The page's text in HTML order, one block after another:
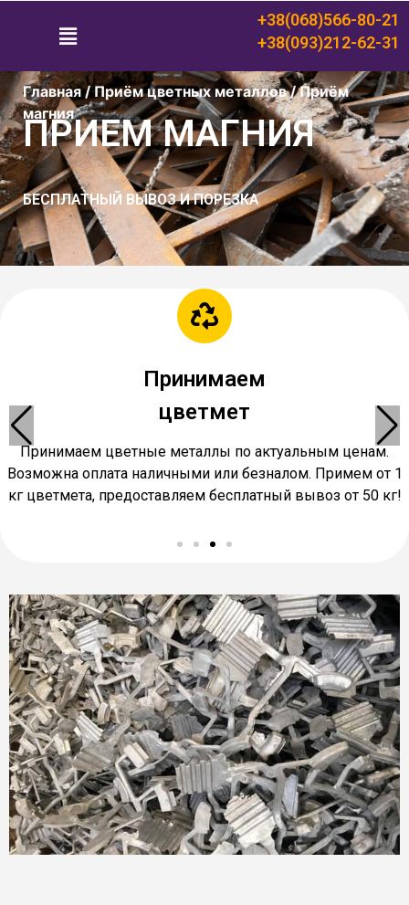
+38(068)566-80-21
+38(093)212-62-31
Главная/Приём цветных металлов/Приём
магния
ПРИЕМ МАГНИЯ
БЕСПЛАТНЫЙ ВЫВОЗ И ПОРЕЗКА
Самовывоз
металлолома
Осуществляем вывоз металлолома по Днепру и области,
предоставляем автомобиль и команду грузчиков для
вывоза лома в течение 2 часов.